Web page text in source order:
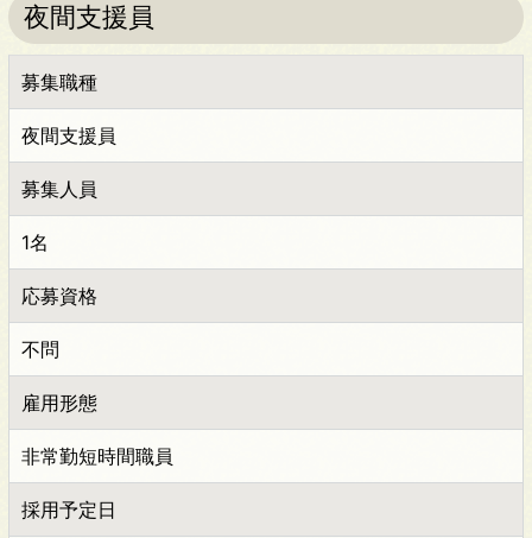
夜間支援員
募集職種
夜間支援員
募集人員
1名
応募資格
不問
雇用形態
非常勤短時間職員
採用予定日